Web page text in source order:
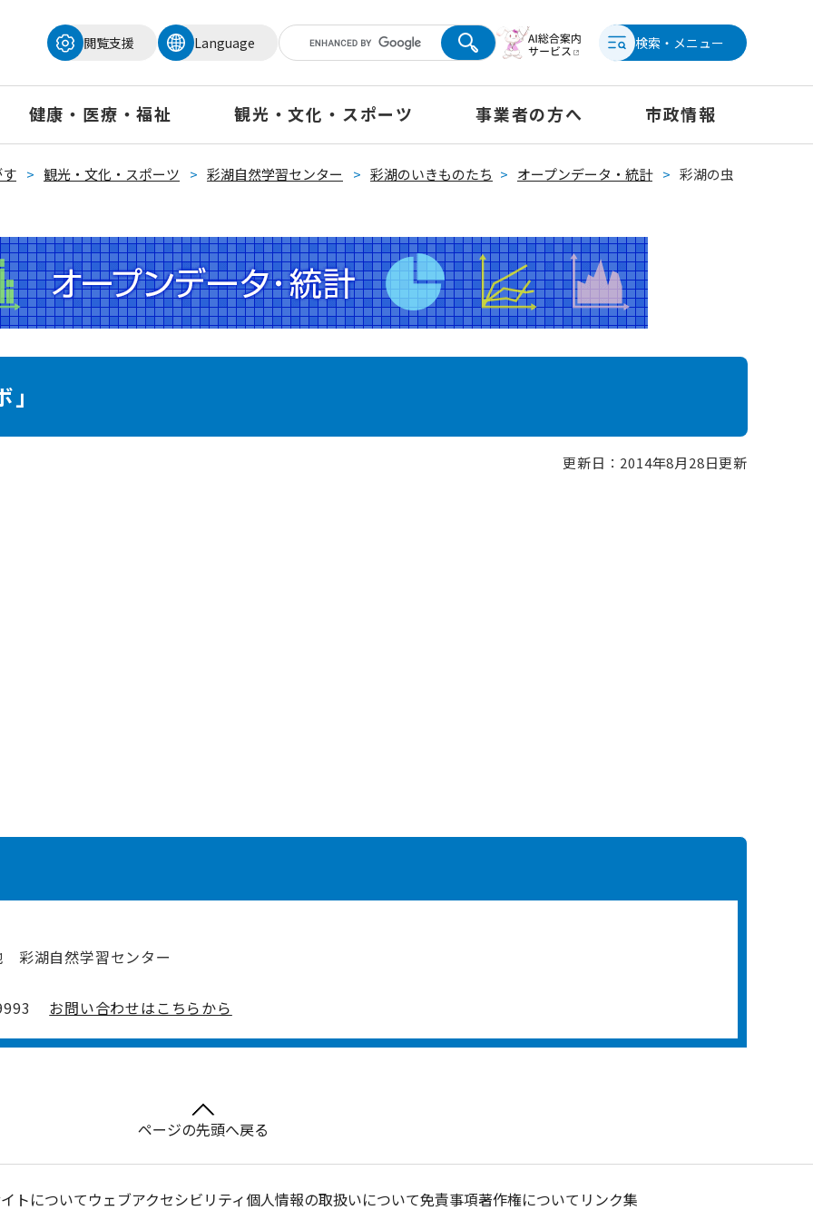
閲覧支援
Language 検索・メニュー
健康・医療・福祉 観光・文化・スポーツ 事業者の方へ 市政情報
> 観光・文化・スポーツ > 彩湖自然学習センター > 彩湖のいきものたち > オープンデータ・統計 > 彩湖の虫
更新日：2014年8月28日更新
彩湖自然学習センター
お問い合わせはこちらから
ページの先頭へ戻る
トについてウェブアクセシビリティ個人情報の取扱いについて免責事項著作権について リンク集